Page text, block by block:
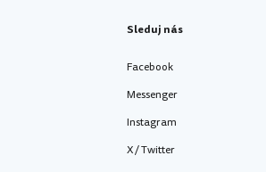
Sleduj nás
Facebook
Messenger
Instagram
X / Twitter